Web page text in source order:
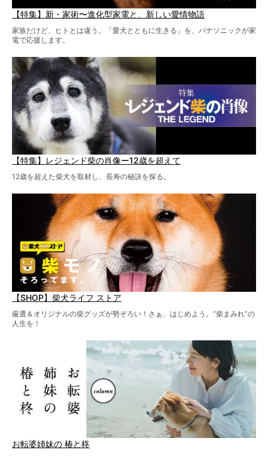
【特集】新・家術〜進化型家電と、新しい愛情物語
家族だけど、ヒトとは違う。「愛犬とともに生きる」を、パナソニックが家
電で応援します。
【特集】レジェンド柴の肖像ー12歳を超えて
12歳を超えた柴犬を取材し、長寿の秘訣を探る。
【SHOP】柴犬ライフ ストア
厳選＆オリジナルの柴グッズが勢ぞろい！さぁ、はじめよう。“柴まみれ”の
人生を！
お転婆姉妹の 椿と柊